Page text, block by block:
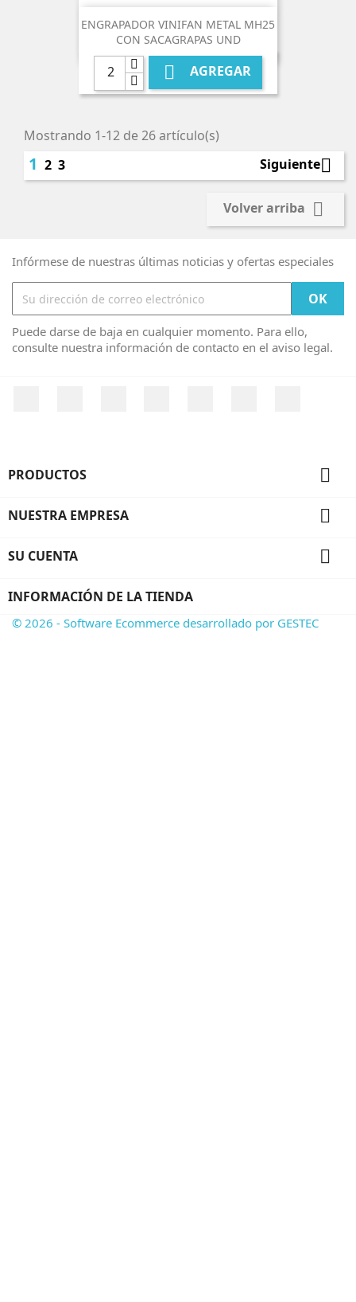
ENGRAPADOR VINIFAN METAL MH25
CON SACAGRAPAS UND
 AGREGAR
Mostrando 1-12 de 26 artículo(s)
1 2 3 Siguiente
Volver arriba 
Infórmese de nuestras últimas noticias y ofertas especiales
Puede darse de baja en cualquier momento. Para ello,
consulte nuestra información de contacto en el aviso legal.
PRODUCTOS 
NUESTRA EMPRESA 
SU CUENTA 
INFORMACIÓN DE LA TIENDA
© 2026 - Software Ecommerce desarrollado por GESTEC